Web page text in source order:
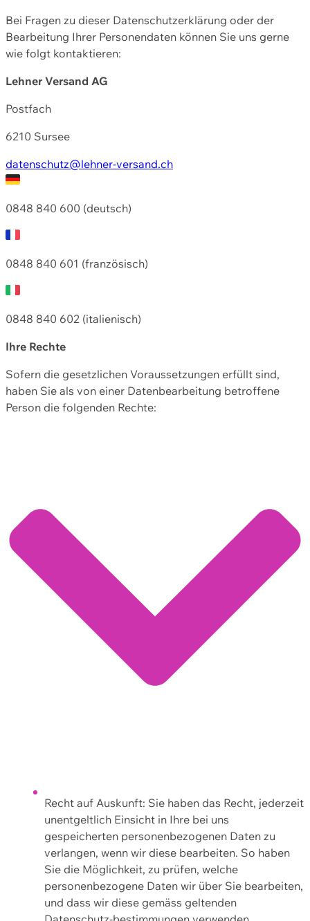
Bei Fragen zu dieser Datenschutzerklärung oder der
Bearbeitung Ihrer Personendaten können Sie uns gerne
wie folgt kontaktieren:
Lehner Versand AG
Postfach
6210 Sursee
datenschutz@lehner-versand.ch
0848 840 600 (deutsch)
0848 840 601 (französisch)
0848 840 602 (italienisch)
Ihre Rechte
Sofern die gesetzlichen Voraussetzungen erfüllt sind,
haben Sie als von einer Datenbearbeitung betroffene
Person die folgenden Rechte:
Recht auf Auskunft: Sie haben das Recht, jederzeit
unentgeltlich Einsicht in Ihre bei uns
gespeicherten personenbezogenen Daten zu
verlangen, wenn wir diese bearbeiten. So haben
Sie die Möglichkeit, zu prüfen, welche
personenbezogene Daten wir über Sie bearbeiten,
und dass wir diese gemäss geltenden